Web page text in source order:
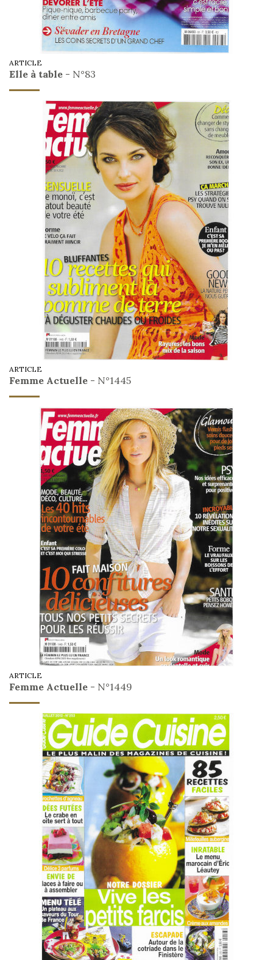
ARTICLE
Elle à table - N°83
ARTICLE
Femme Actuelle - N°1445
ARTICLE
Femme Actuelle - N°1449